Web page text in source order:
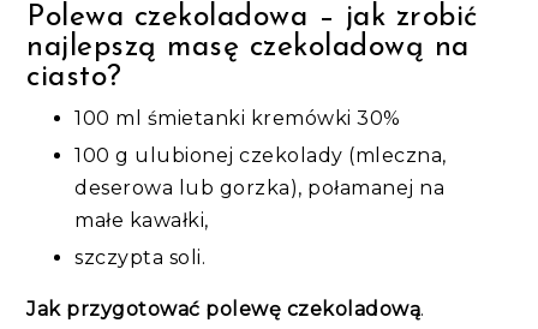
Polewa czekoladowa – jak zrobić
najlepszą masę czekoladową na
ciasto?
100 ml śmietanki kremówki 30%
100 g ulubionej czekolady (mleczna,
deserowa lub gorzka), połamanej na
małe kawałki,
szczypta soli.
Jak przygotować polewę czekoladową.